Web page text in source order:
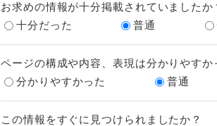
お求めの情報が十分掲載されていましたか
十分だった
普通
ページの構成や内容、表現は分かりやすか
分かりやすかった
普通
この情報をすぐに見つけられましたか？